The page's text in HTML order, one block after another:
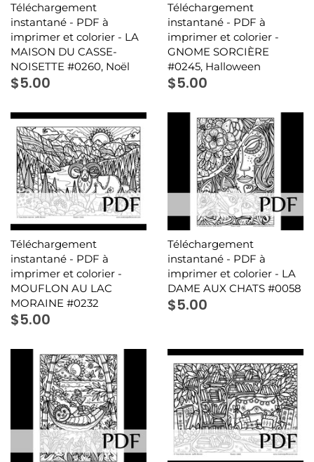
Téléchargement
instantané - PDF à
imprimer et colorier - LA
MAISON DU CASSE-
NOISETTE #0260, Noël
$5.00
Téléchargement
instantané - PDF à
imprimer et colorier -
GNOME SORCIÈRE
#0245, Halloween
$5.00
Téléchargement
instantané - PDF à
imprimer et colorier -
MOUFLON AU LAC
MORAINE #0232
$5.00
Téléchargement
instantané - PDF à
imprimer et colorier - LA
DAME AUX CHATS #0058
$5.00